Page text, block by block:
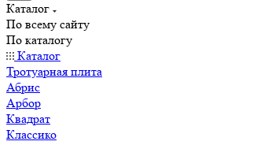
Каталог
По всему сайту
По каталогу
Каталог
Тротуарная плита
Абрис
Арбор
Квадрат
Классико